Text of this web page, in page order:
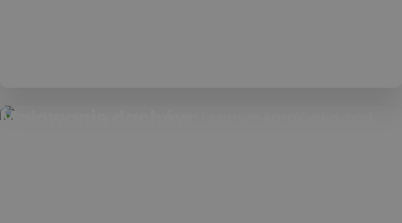
Malowanie dachów